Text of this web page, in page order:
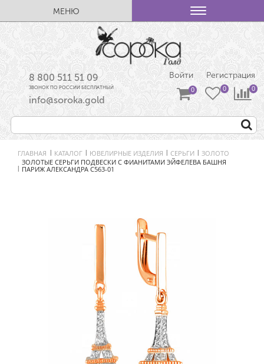
МЕНЮ
8 800 511 51 09
ЗВОНОК ПО РОССИИ БЕСПЛАТНЫЙ
info@soroka.gold
Войти Регистрация
ГЛАВНАЯ КАТАЛОГ ЮВЕЛИРНЫЕ ИЗДЕЛИЯ СЕРЬГИ ЗОЛОТО
ЗОЛОТЫЕ СЕРЬГИ ПОДВЕСКИ С ФИАНИТАМИ ЭЙФЕЛЕВА БАШНЯ
ПАРИЖ АЛЕКСАНДРА С563-01